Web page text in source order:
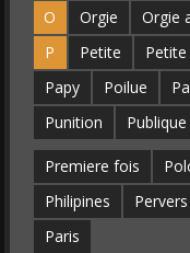
O
Orgie Orgie
P
Petite Petite
Papy
Poilue
Punition
Publique
Premiere fois
Philipines
Pervers
Paris